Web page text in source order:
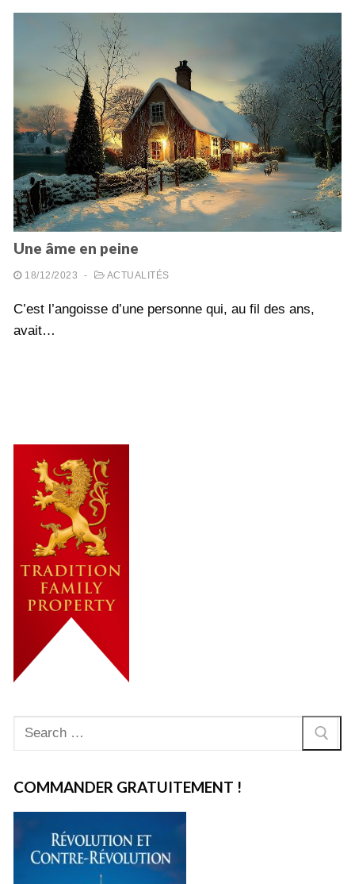
Une âme en peine
18/12/2023 - ACTUALITÉS
C’est l’angoisse d’une personne qui, au fil des ans,
avait…
Rechercher
:
COMMANDER GRATUITEMENT !